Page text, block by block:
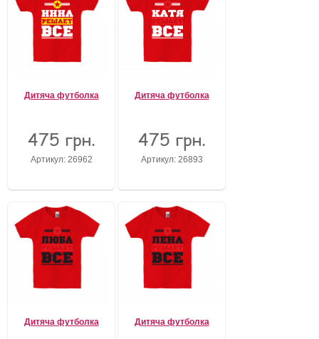
Дитяча футболка
475 грн.
Артикул: 26962
Дитяча футболка
475 грн.
Артикул: 26893
Дитяча футболка Дитяча футболка